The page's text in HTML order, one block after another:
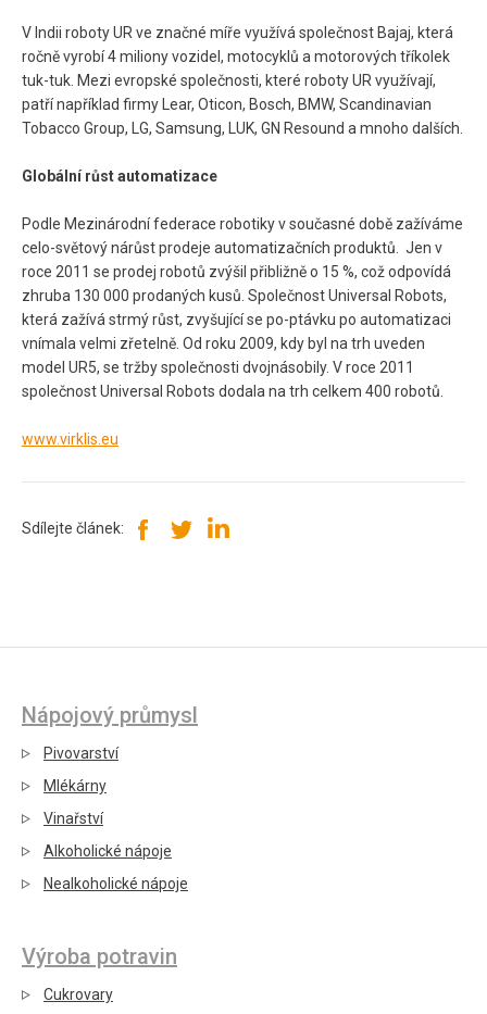
V Indii roboty UR ve značné míře využívá společnost Bajaj, která
ročně vyrobí 4 miliony vozidel, motocyklů a motorových tříkolek
tuk-tuk. Mezi evropské společnosti, které roboty UR využívají,
patří například firmy Lear, Oticon, Bosch, BMW, Scandinavian
Tobacco Group, LG, Samsung, LUK, GN Resound a mnoho dalších.
Globální růst automatizace
Podle Mezinárodní federace robotiky v současné době zažíváme
celo-světový nárůst prodeje automatizačních produktů. Jen v
roce 2011 se prodej robotů zvýšil přibližně o 15 %, což odpovídá
zhruba 130 000 prodaných kusů. Společnost Universal Robots,
která zažívá strmý růst, zvyšující se po-ptávku po automatizaci
vnímala velmi zřetelně. Od roku 2009, kdy byl na trh uveden
model UR5, se tržby společnosti dvojnásobily. V roce 2011
společnost Universal Robots dodala na trh celkem 400 robotů.
www.virklis.eu
Sdílejte článek:
Nápojový průmysl
Pivovarství
Mlékárny
Vinařství
Alkoholické nápoje
Nealkoholické nápoje
Výroba potravin
Cukrovary